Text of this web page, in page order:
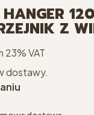
HANGER
Z
23% VAT
23%VAT
dostawy.